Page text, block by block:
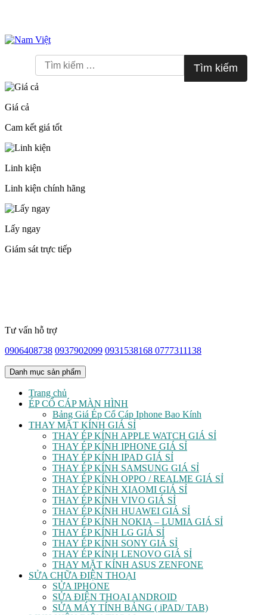
Skip
cho:
Giá cả
Cam kết giá tốt
Linh kiện
Linh kiện chính hãng
Lấy ngay
Giám sát trực tiếp
Tư vấn hỗ trợ
0906408738 0937902099 0931538168 0777311138
Danh mục sản phẩm
Trang chủ
ÉP CỔ CÁP MÀN HÌNH
Bảng Giá Ép Cổ Cáp Iphone Bao Kính
THAY MẶT KÍNH GIÁ SỈ
THAY ÉP KÍNH APPLE WATCH GIÁ SỈ
THAY ÉP KÍNH IPHONE GIÁ SỈ
THAY ÉP KÍNH IPAD GIÁ SỈ
THAY ÉP KÍNH SAMSUNG GIÁ SỈ
THAY ÉP KÍNH OPPO / REALME GIÁ SỈ
THAY ÉP KÍNH XIAOMI GIÁ SỈ
THAY ÉP KÍNH VIVO GIÁ SỈ
THAY ÉP KÍNH HUAWEI GIÁ SỈ
THAY ÉP KÍNH NOKIA – LUMIA GIÁ SỈ
THAY ÉP KÍNH LG GIÁ SỈ
THAY ÉP KÍNH SONY GIÁ SỈ
THAY ÉP KÍNH LENOVO GIÁ SỈ
THAY MẶT KÍNH ASUS ZENFONE
SỬA CHỮA ĐIỆN THOẠI
SỬA IPHONE
SỬA ĐIỆN THOẠI ANDROID
SỬA MÁY TÍNH BẢNG ( iPAD/ TAB)